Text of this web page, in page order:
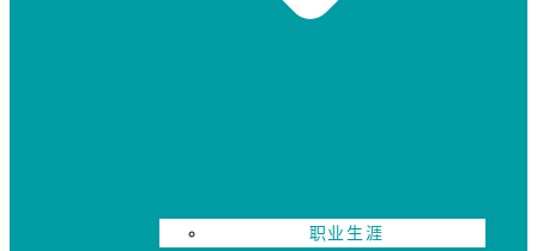
职业生涯